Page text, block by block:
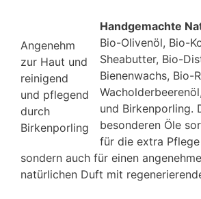
Angenehm
zur Haut und
reinigend
und pflegend
durch
Birkenporling
Handgemachte
Bio-Olivenöl, Bio-
Sheabutter, Bio-
Bienenwachs, Bio-
und Birkenporling.
besonderen Öle
für die extra
sondern auch für einen
natürlichen Duft mit